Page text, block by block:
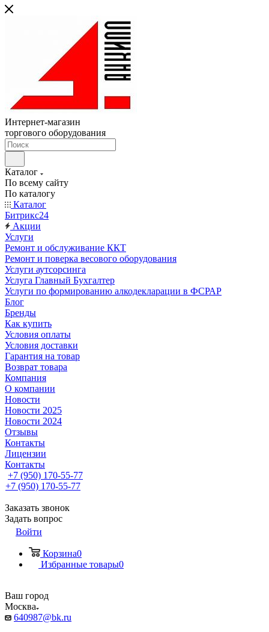
Интернет-магазин
торгового оборудования
Каталог
По всему сайту
По каталогу
Каталог
Битрикс24
Акции
Услуги
Ремонт и обслуживание ККТ
Ремонт и поверка весового оборудования
Услуги аутсорсинга
Услуга Главный Бухгалтер
Услуги по формированию алкодекларации в ФСРАР
Блог
Бренды
Как купить
Условия оплаты
Условия доставки
Гарантия на товар
Возврат товара
Компания
О компании
Новости
Новости 2025
Новости 2024
Отзывы
Контакты
Лицензии
Контакты
+7 (950) 170-55-77
+7 (950) 170-55-77
Заказать звонок
Задать вопрос
Войти
Корзина0
Избранные товары0
Ваш город
Москва
640987@bk.ru